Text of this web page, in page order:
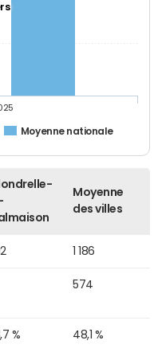
Moyenne nationale
Moyenne
des villes
1 186
574
% 48,1 %